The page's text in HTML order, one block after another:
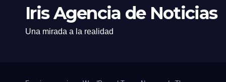
Iris Agencia de Noticias
Una mirada a la realidad